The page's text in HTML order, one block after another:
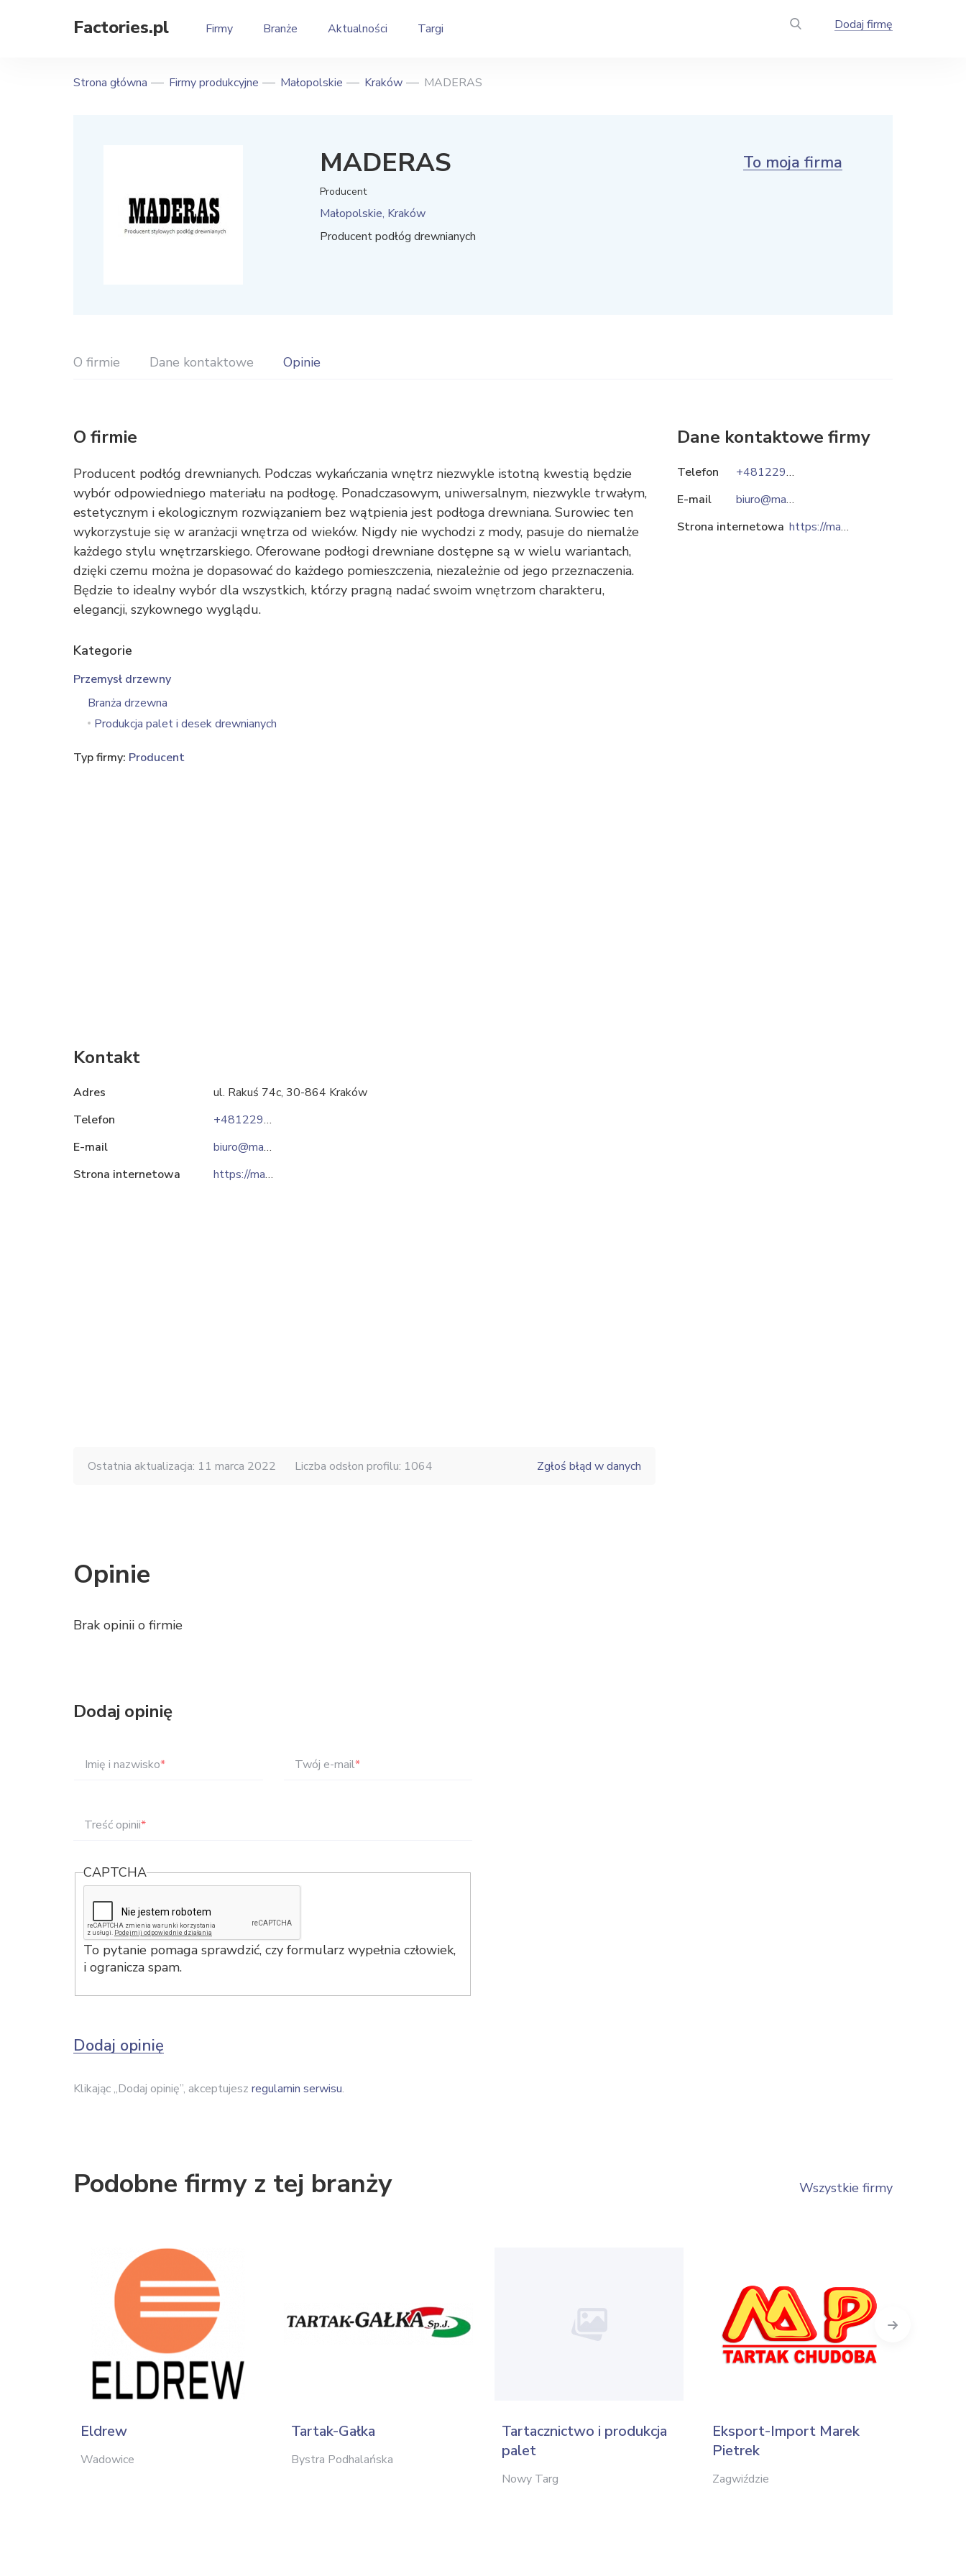
Factories.pl Firmy Branże Aktualności Targi Dodaj firmę
Strona główna Firmy produkcyjne Małopolskie Kraków MADERAS
MADERAS
Producent
Małopolskie, Kraków
Producent podłóg drewnianych
To moja firma
O firmie Dane kontaktowe Opinie
O firmie
Producent podłóg drewnianych. Podczas wykańczania wnętrz niezwykle istotną kwestią będzie
wybór odpowiedniego materiału na podłogę. Ponadczasowym, uniwersalnym, niezwykle trwałym,
estetycznym i ekologicznym rozwiązaniem bez wątpienia jest podłoga drewniana. Surowiec ten
wykorzystuje się w aranżacji wnętrza od wieków. Nigdy nie wychodzi z mody, pasuje do niemalże
każdego stylu wnętrzarskiego. Oferowane podłogi drewniane dostępne są w wielu wariantach,
dzięki czemu można je dopasować do każdego pomieszczenia, niezależnie od jego przeznaczenia.
Będzie to idealny wybór dla wszystkich, którzy pragną nadać swoim wnętrzom charakteru,
elegancji, szykownego wyglądu.
Kategorie
Przemysł drzewny
Branża drzewna
Produkcja palet i desek drewnianych
Typ firmy: Producent
Kontakt
Adres
ul. Rakuś 74c, 30-864 Kraków
Telefon
+48122907030
E-mail
biuro@maderas.pl
Strona internetowa
https://maderas.pl
Ostatnia aktualizacja: 11 marca 2022 Liczba odsłon profilu: 1064 Zgłoś błąd w danych
Opinie
Brak opinii o firmie
Dodaj opinię
Imię i nazwisko* Twój e-mail*
Treść opinii*
CAPTCHA
To pytanie pomaga sprawdzić, czy formularz wypełnia człowiek,
i ogranicza spam.
Dodaj opinię
Klikając „Dodaj opinię”, akceptujesz regulamin serwisu.
Dane kontaktowe firmy
Telefon
+48122907030
E-mail
biuro@maderas.pl
Strona internetowa
https://maderas.pl
Podobne firmy z tej branży Wszystkie firmy
Eldrew
Wadowice
Tartak-Gałka
Bystra Podhalańska
Tartacznictwo i produkcja
palet
Nowy Targ
Eksport-Import Marek
Pietrek
Zagwiździe